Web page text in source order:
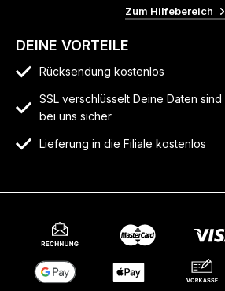
Zum Hilfebereich
DEINE VORTEILE
Rücksendung kostenlos
SSL verschlüsselt Deine Daten sind
bei uns sicher
Lieferung in die Filiale kostenlos